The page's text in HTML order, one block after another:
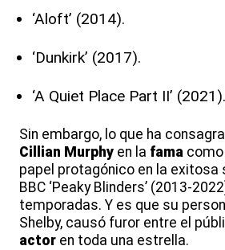
‘Aloft’ (2014).
‘Dunkirk’ (2017).
‘A Quiet Place Part II’ (2021).
Sin embargo, lo que ha
Cillian Murphy en la fama como
papel protagónico en la exitosa
BBC ‘Peaky Blinders’ (2013-
temporadas. Y es que su
Shelby, causó furor entre el
actor en toda una estrella.